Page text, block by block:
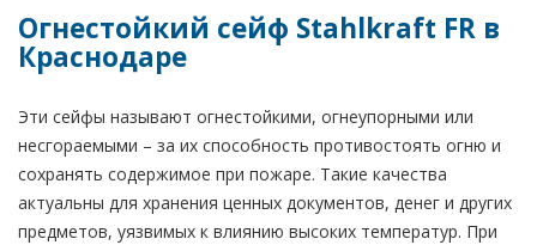
Огнестойкий сейф Stahlkraft FR в
Краснодаре
Эти сейфы называют огнестойкими, огнеупорными или
несгораемыми – за их способность противостоять огню и
сохранять содержимое при пожаре. Такие качества
актуальны для хранения ценных документов, денег и других
предметов, уязвимых к влиянию высоких температур. При